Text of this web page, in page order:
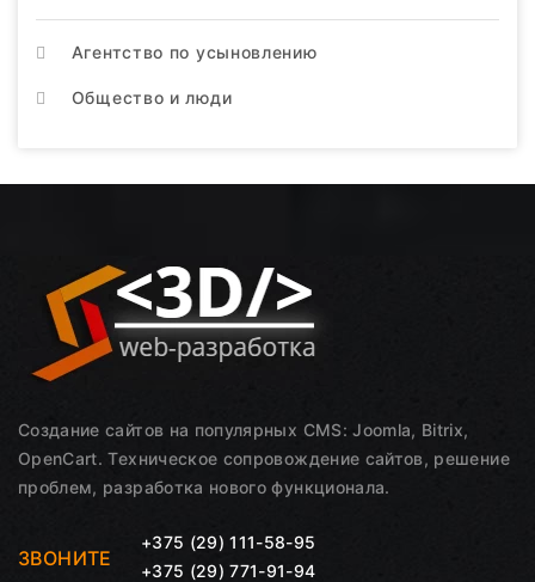
Агентство по усыновлению
Общество и люди
Создание сайтов на популярных CMS: Joomla, Bitrix,
OpenCart. Техническое сопровождение сайтов, решение
проблем, разработка нового функционала.
ЗВОНИТЕ
+375 (29) 111-58-95
+375 (29) 771-91-94